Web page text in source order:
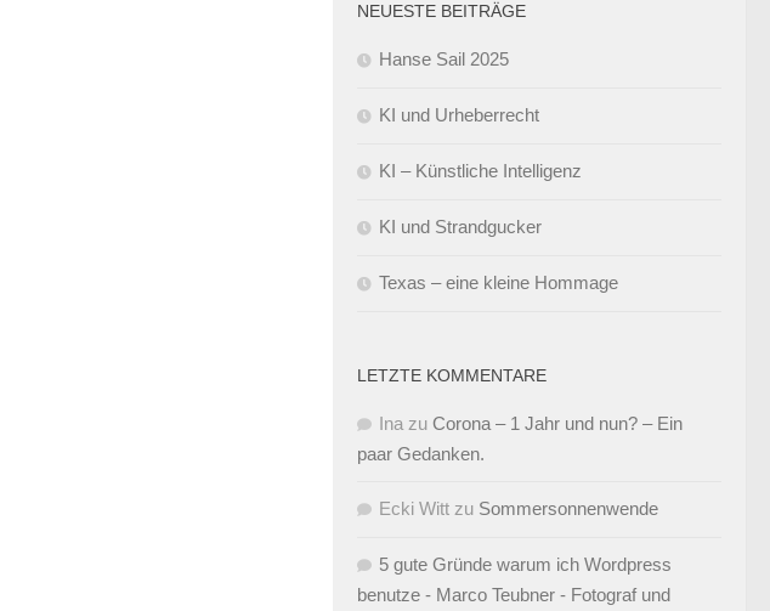
NEUESTE BEITRÄGE
Hanse Sail 2025
KI und Urheberrecht
KI – Künstliche Intelligenz
KI und Strandgucker
Texas – eine kleine Hommage
LETZTE KOMMENTARE
Ina zu Corona – 1 Jahr und nun? – Ein
paar Gedanken.
Ecki Witt zu Sommersonnenwende
5 gute Gründe warum ich Wordpress
benutze - Marco Teubner - Fotograf und